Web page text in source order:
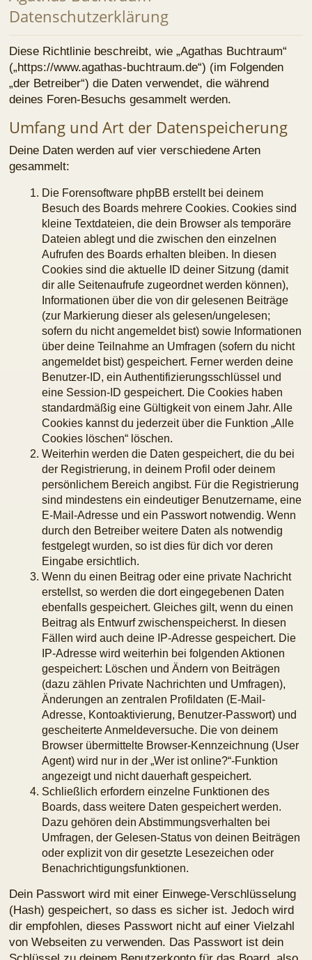
deines Foren-Besuchs gesammelt werden.
Umfang und Art der Datenspeicherung
gesammelt:
Die Forensoftware phpBB erstellt bei deinem
Besuch des Boards mehrere Cookies. Cookies sind
kleine Textdateien, die dein Browser als temporäre
Aufrufen des Boards erhalten bleiben. In diesen
Cookies sind die aktuelle ID deiner Sitzung (damit
dir alle Seitenaufrufe zugeordnet werden können),
(zur Markierung dieser als gelesen/ungelesen;
über deine Teilnahme an Umfragen (sofern du nicht
angemeldet bist) gespeichert. Ferner werden deine
Benutzer-ID, ein Authentifizierungsschlüssel und
eine Session-ID gespeichert. Die Cookies haben
standardmäßig eine Gültigkeit von einem Jahr. Alle
Cookies kannst du jederzeit über die Funktion „Alle
Cookies löschen“ löschen.
der Registrierung, in deinem Profil oder deinem
persönlichem Bereich angibst. Für die Registrierung
sind mindestens ein eindeutiger Benutzername, eine
E-Mail-Adresse und ein Passwort notwendig. Wenn
durch den Betreiber weitere Daten als notwendig
festgelegt wurden, so ist dies für dich vor deren
Eingabe ersichtlich.
Wenn du einen Beitrag oder eine private Nachricht
erstellst, so werden die dort eingegebenen Daten
ebenfalls gespeichert. Gleiches gilt, wenn du einen
Beitrag als Entwurf zwischenspeicherst. In diesen
Fällen wird auch deine IP-Adresse gespeichert. Die
IP-Adresse wird weiterhin bei folgenden Aktionen
gespeichert: Löschen und Ändern von Beiträgen
(dazu zählen Private Nachrichten und Umfragen),
Änderungen an zentralen Profildaten (E-Mail-
Adresse, Kontoaktivierung, Benutzer-Passwort) und
gescheiterte Anmeldeversuche. Die von deinem
Browser übermittelte Browser-Kennzeichnung (User
Agent) wird nur in der „Wer ist online?“-Funktion
angezeigt und nicht dauerhaft gespeichert.
Schließlich erfordern einzelne Funktionen des
Boards, dass weitere Daten gespeichert werden.
Dazu gehören dein Abstimmungsverhalten bei
Umfragen, der Gelesen-Status von deinen Beiträgen
oder explizit von dir gesetzte Lesezeichen oder
Benachrichtigungsfunktionen.
Dein Passwort wird mit einer Einwege-Verschlüsselung
(Hash) gespeichert, so dass es sicher ist. Jedoch wird
dir empfohlen, dieses Passwort nicht auf einer Vielzahl
von Webseiten zu verwenden. Das Passwort ist dein
Schlüssel zu deinem Benutzerkonto für das Board, also
geh mit ihm sorgsam um. Insbesondere wird dich kein
Vertreter des Betreibers, von phpBB Limited oder ein
Dritter berechtigterweise nach deinem Passwort fragen.
Solltest du dein Passwort vergessen haben, so kannst
du die Funktion „Ich habe mein Passwort vergessen“
benutzen. Die phpBB-Software fragt dich dann nach
deinem Benutzernamen und deiner E-Mail-Adresse und
sendet anschließend ein neu generiertes Passwort an
diese Adresse, mit dem du dann auf das Board
zugreifen kannst.
Gestattung der Datenspeicherung
Du gestattest dem Betreiber, die von dir eingegebenen
und oben näher spezifizierten Daten zu speichern, um
das Board betreiben und anbieten zu können.
Darüber hinaus ist der Betreiber berechtigt, im Rahmen
Interessen sowie den Interessen Dritter, Zeitpunkte von
Zugriffen und Aktionen zusammen mit deiner IP-Adresse
und der von deinem Browser übermittelter Browser-
Kennung zu speichern, sofern dies zur Gefahrenabwehr
oder zur rechtlichen Nachverfolgbarkeit notwendig ist.